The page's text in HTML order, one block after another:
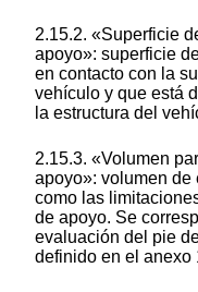
2.15.2. «Superficie
apoyo»: superficie
en contacto con la
vehículo y que está
la estructura del
2.15.3. «Volumen
apoyo»: volumen
como las
de apoyo. Se
evaluación del pie
definido en el anexo